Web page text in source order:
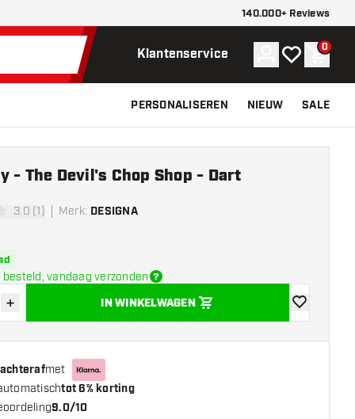
140.000+ Reviews
Klantenservice Account
Mijn 0
PERSONALISEREN NIEUW SALE
3.0 (1) Merk: DESIGNA
- The Devil's Chop Shop - Dart
vandaag verzonden
hoeveelheid
Verhoog hoeveelheid
+ IN WINKELWAGEN
toevoegen
met
tot 6% korting
9.0/10